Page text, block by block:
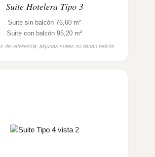
Suite Hotelera Tipo 3
Suite sin balcón 76,60 m²
Suite con balcón 95,20 m²
de referencia, algunas suites no tienen balcón